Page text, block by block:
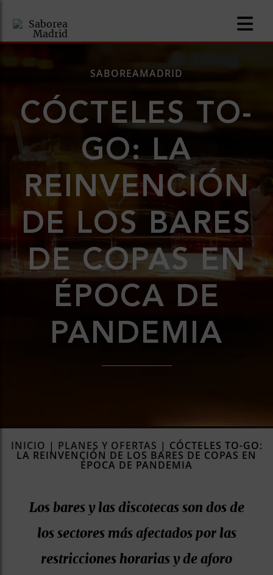
SABOREAMADRID
CÓCTELES TO-
GO: LA
REINVENCIÓN
DE LOS BARES
DE COPAS EN
ÉPOCA DE
PANDEMIA
INICIO | PLANES Y OFERTAS | CÓCTELES TO-GO:
LA REINVENCIÓN DE LOS BARES DE COPAS EN
ÉPOCA DE PANDEMIA
Los bares y las discotecas son dos de
los sectores más afectados por las
restricciones horarias y de aforo